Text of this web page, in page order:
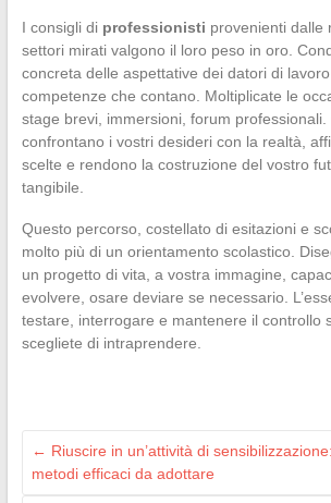
I consigli di professionisti provenienti dalle
settori mirati valgono il loro peso in oro.
concreta delle aspettative dei datori di
competenze che contano. Moltiplicate le
stage brevi, immersioni, forum
confrontano i vostri desideri con la realtà,
scelte e rendono la costruzione del vostro
tangibile.
Questo percorso, costellato di esitazioni e
molto più di un orientamento scolastico.
un progetto di vita, a vostra immagine,
evolvere, osare deviare se necessario.
testare, interrogare e mantenere il controllo
scegliete di intraprendere.
← Riuscire in un’attività di
metodi efficaci da adottare